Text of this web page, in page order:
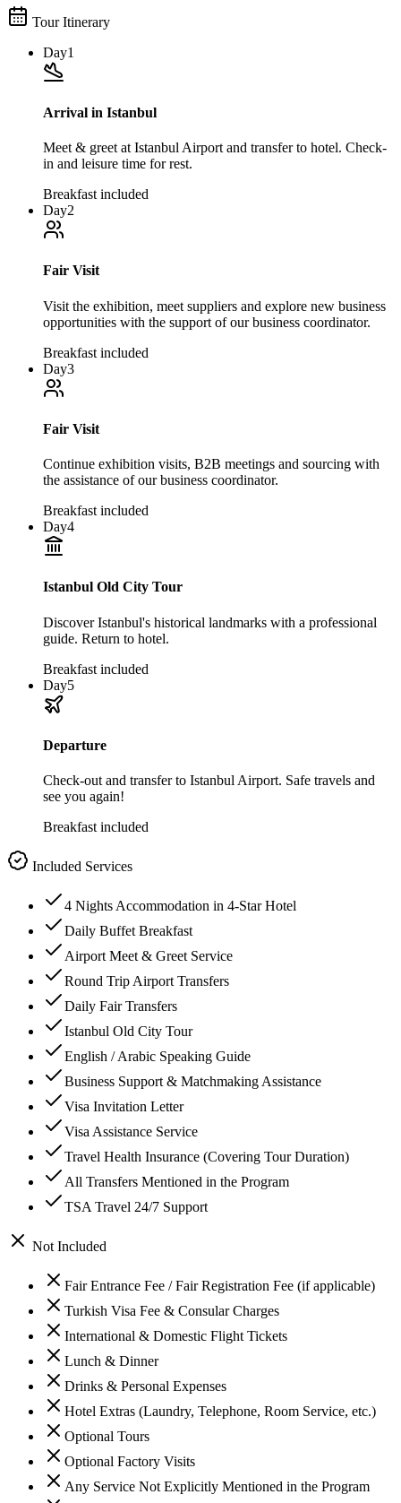
Tour Itinerary
Day1
Arrival in Istanbul
Meet & greet at Istanbul Airport and transfer to hotel. Check-
in and leisure time for rest.
Breakfast included
Day2
Fair Visit
Visit the exhibition, meet suppliers and explore new business
opportunities with the support of our business coordinator.
Breakfast included
Day3
Fair Visit
Continue exhibition visits, B2B meetings and sourcing with
the assistance of our business coordinator.
Breakfast included
Day4
Istanbul Old City Tour
Discover Istanbul's historical landmarks with a professional
guide. Return to hotel.
Breakfast included
Day5
Departure
Check-out and transfer to Istanbul Airport. Safe travels and
see you again!
Breakfast included
Included Services
4 Nights Accommodation in 4-Star Hotel
Daily Buffet Breakfast
Airport Meet & Greet Service
Round Trip Airport Transfers
Daily Fair Transfers
Istanbul Old City Tour
English / Arabic Speaking Guide
Business Support & Matchmaking Assistance
Visa Invitation Letter
Visa Assistance Service
Travel Health Insurance (Covering Tour Duration)
All Transfers Mentioned in the Program
TSA Travel 24/7 Support
Not Included
Fair Entrance Fee / Fair Registration Fee (if applicable)
Turkish Visa Fee & Consular Charges
International & Domestic Flight Tickets
Lunch & Dinner
Drinks & Personal Expenses
Hotel Extras (Laundry, Telephone, Room Service, etc.)
Optional Tours
Optional Factory Visits
Any Service Not Explicitly Mentioned in the Program